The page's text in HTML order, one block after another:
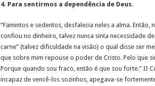
4. Para sentirmos a dependência de Deus.
“Famintos e sedentos, desfalecia neles a alma.
confiou no dinheiro, talvez nunca sinta necessidade
carne” (talvez dificuldade na visão) o qual disse ser
que sobre mim repouse o poder de Cristo. Pelo que
Porque quando sou fraco, então é que sou forte.” II
incapaz de vencê-los sozinhos, apegava-se